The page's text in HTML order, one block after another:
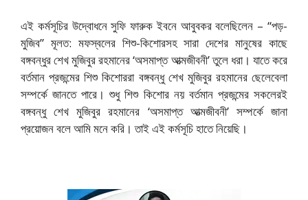
এই কর্মসূচির উদ্বোধনে সুফি ফারুক ইবনে আবুবকর বলেছিলেন – “পড়-
মুজিব” মূলত: মফস্বলের শিশু-কিশোরসহ সারা দেশের মানুষের কাছে
বঙ্গবন্ধুর শেখ মুজিবুর রহমানের ‘অসমাপ্ত আত্মজীবনী’ তুলে ধরা। যাতে করে
বর্তমান প্রজন্মের শিশু কিশোররা বঙ্গবন্ধু শেখ মুজিবুর রহমানের ছেলেবেলা
সম্পর্কে জানতে পারে। শুধু শিশু কিশোর নয় বর্তমান প্রজন্মের সকলেরই
বঙ্গবন্ধু শেখ মুজিবুর রহমানের ‘অসমাপ্ত আত্মজীবনী’ সম্পর্কে জানা
প্রয়োজন বলে আমি মনে করি। তাই এই কর্মসূচি হাতে নিয়েছি।